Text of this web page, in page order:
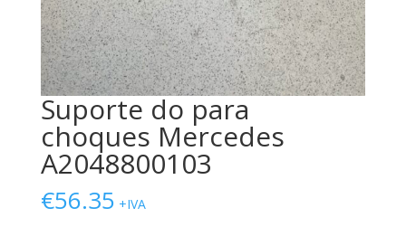
Suporte do para
choques Mercedes
A2048800103
€56.35 +IVA